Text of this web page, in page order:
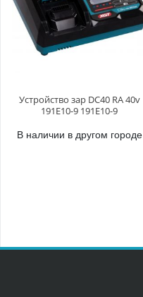
Устройство зар DC40 RA 40v
191E10-9 191E10-9
В наличии в другом городе